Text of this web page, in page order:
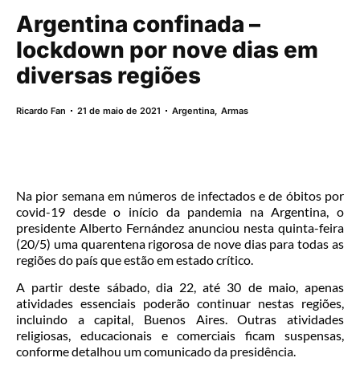
Argentina confinada –
lockdown por nove dias em
diversas regiões
Ricardo Fan 21 de maio de 2021 Argentina,Armas
Na pior semana em números de infectados e de óbitos por
covid-19 desde o início da pandemia na Argentina, o
presidente Alberto Fernández anunciou nesta quinta-feira
(20/5) uma quarentena rigorosa de nove dias para todas as
regiões do país que estão em estado crítico.
A partir deste sábado, dia 22, até 30 de maio, apenas
atividades essenciais poderão continuar nestas regiões,
incluindo a capital, Buenos Aires. Outras atividades
religiosas, educacionais e comerciais ficam suspensas,
conforme detalhou um comunicado da presidência.